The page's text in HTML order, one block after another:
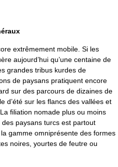
extrêmement mobile. Si les
aujourd’hui qu’une centaine de
grandes tribus kurdes de
de paysans pratiquent encore
sur des parcours de dizaines de
d’été sur les flancs des vallées et
filiation nomade plus ou moins
paysans turcs est partout
gamme omniprésente des formes
noires, yourtes de feutre ou